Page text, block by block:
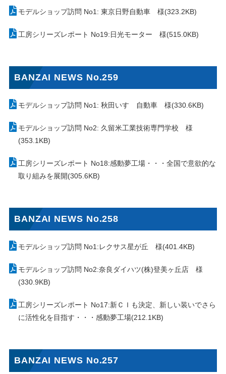
モデルショップ訪問 No1: 東京日野自動車 様(323.2KB)
工房シリーズレポート No19:日光モーター 様(515.0KB)
BANZAI NEWS No.259
モデルショップ訪問 No1: 秋田いすゞ自動車 様(330.6KB)
モデルショップ訪問 No2: 久留米工業技術専門学校 様
(353.1KB)
工房シリーズレポート No18:感動夢工場・・・全国で意欲的な
取り組みを展開(305.6KB)
BANZAI NEWS No.258
モデルショップ訪問 No1:レクサス星が丘 様(401.4KB)
モデルショップ訪問 No2:奈良ダイハツ(株)登美ヶ丘店 様
(330.9KB)
工房シリーズレポート No17:新ＣＩも決定、新しい装いでさら
に活性化を目指す・・・感動夢工場(212.1KB)
BANZAI NEWS No.257